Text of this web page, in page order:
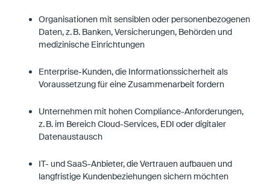
Organisationen mit sensiblen oder personenbezogenen
Daten, z. B. Banken, Versicherungen, Behörden und
medizinische Einrichtungen
Enterprise-Kunden, die Informationssicherheit als
Voraussetzung für eine Zusammenarbeit fordern
Unternehmen mit hohen Compliance-Anforderungen,
z. B. im Bereich Cloud-Services, EDI oder digitaler
Datenaustausch
IT- und SaaS-Anbieter, die Vertrauen aufbauen und
langfristige Kundenbeziehungen sichern möchten